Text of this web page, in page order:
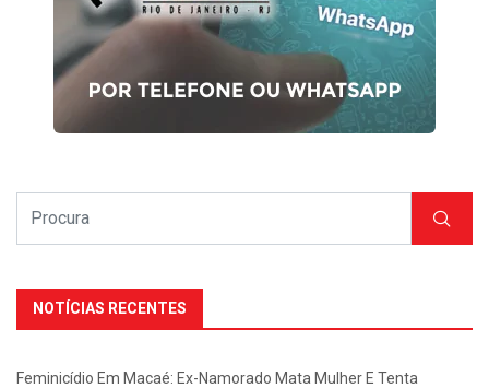
NOTÍCIAS RECENTES
Feminicídio Em Macaé: Ex-Namorado Mata Mulher E Tenta